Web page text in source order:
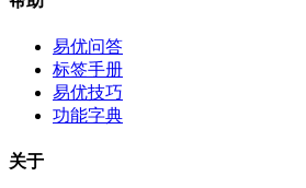
易优问答
标签手册
易优技巧
功能字典
关于